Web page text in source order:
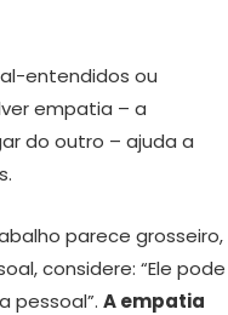
entendidos ou
empatia – a
do outro – ajuda a
parece grosseiro,
considere: “Ele pode
pessoal”. A empatia